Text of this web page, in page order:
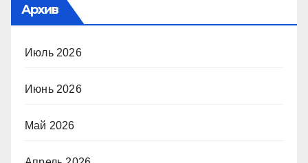
Архив
Июль 2026
Июнь 2026
Май 2026